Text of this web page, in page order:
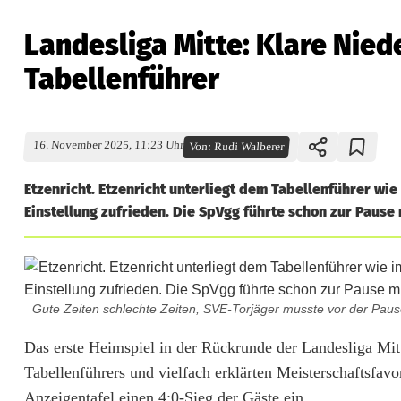
Landesliga Mitte: Klare
Tabellenführer
16. November 2025, 11:23 Uhr Von:Rudi Walberer
Etzenricht. Etzenricht unterliegt dem Tabellenführer
Einstellung zufrieden. Die SpVgg führte schon zur
Gute Zeiten schlechte Zeiten, SVE-Torjäger musste vor der
L
a
Das erste Heimspiel in der Rückrunde der Landesliga
Tabellenführers und vielfach erklärten
Anzeigentafel einen 4:0-Sieg der Gäste ein.